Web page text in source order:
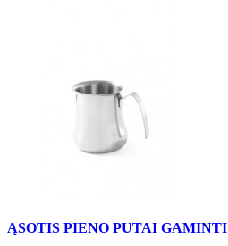
ĄSOTIS PIENO PUTAI GAMINTI